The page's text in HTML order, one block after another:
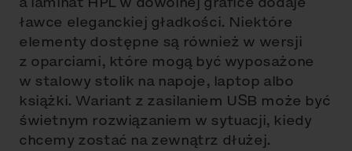
ławce eleganckiej gładkości. Niektóre
elementy dostępne są również w wersji
z oparciami, które mogą być wyposażone
w stalowy stolik na napoje, laptop albo
książki. Wariant z zasilaniem USB może być
świetnym rozwiązaniem w sytuacji, kiedy
chcemy zostać na zewnątrz dłużej.